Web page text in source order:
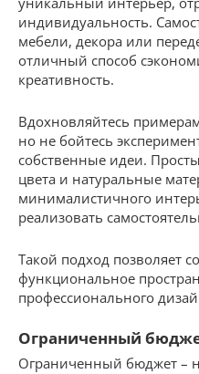
индивидуальность.
мебели, декора или
отличный способ
креативность.
Вдохновляйтесь
но не бойтесь
собственные идеи.
цвета и натуральные
минималистичного
реализовать
Такой подход позволяет
функциональное
профессионального
Ограниченный
Ограниченный бюджет –